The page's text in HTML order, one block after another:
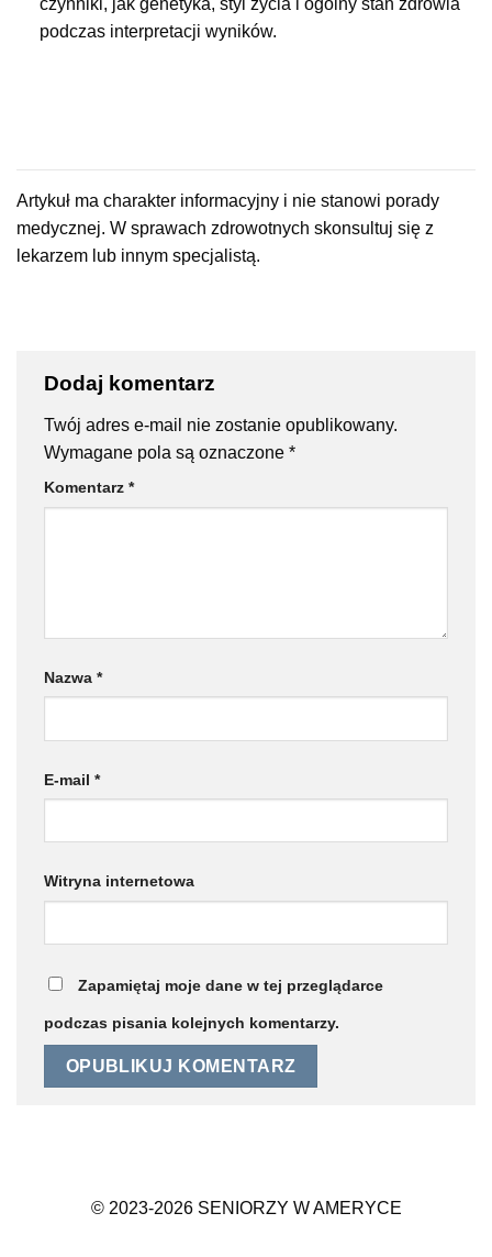
czynniki, jak genetyka, styl życia i ogólny stan zdrowia
podczas interpretacji wyników.
Artykuł ma charakter informacyjny i nie stanowi porady
medycznej. W sprawach zdrowotnych skonsultuj się z
lekarzem lub innym specjalistą.
Dodaj komentarz
Twój adres e-mail nie zostanie opublikowany.
Wymagane pola są oznaczone *
Komentarz *
Nazwa *
E-mail *
Witryna internetowa
Zapamiętaj moje dane w tej przeglądarce
podczas pisania kolejnych komentarzy.
© 2023-2026 SENIORZY W AMERYCE